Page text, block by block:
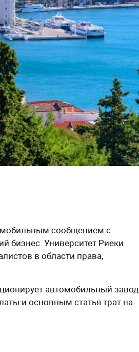
сообщением с
бизнес. Университет Риеки
в области права,
автомобильный завод
и основным статья трат на